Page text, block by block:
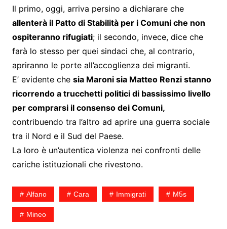
Il primo, oggi, arriva persino a dichiarare che
allenterà il Patto di Stabilità per i Comuni che non
ospiteranno rifugiati; il secondo, invece, dice che
farà lo stesso per quei sindaci che, al contrario,
apriranno le porte all’accoglienza dei migranti.
E’ evidente che sia Maroni sia Matteo Renzi stanno
ricorrendo a trucchetti politici di bassissimo livello
per comprarsi il consenso dei Comuni,
contribuendo tra l’altro ad aprire una guerra sociale
tra il Nord e il Sud del Paese.
La loro è un’autentica violenza nei confronti delle
cariche istituzionali che rivestono.
Alfano Cara Immigrati M5s
Mineo